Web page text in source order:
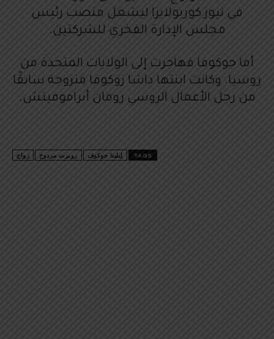
في نيوز كوربولايزا ليشغل منصب رئيس
مجلس الإدارة الفخري للشركتين.
أما جوكوفا فهاجرت إلى الولايات المتحدة من
روسيا. وكانت ابنتها داشا زوكوفا متزوجة سابقًا
من رجل الأعمال الروسي رومان أبراموفيتش.
TAGS إيلينا جوكوف روبرت مردوخ زواج